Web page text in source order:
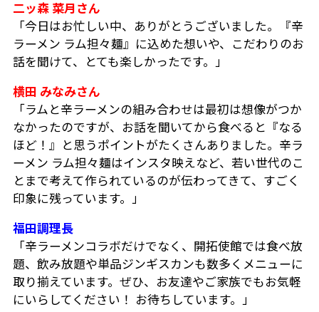
二ッ森 菜月さん
「今日はお忙しい中、ありがとうございました。『辛
ラーメン ラム担々麺』に込めた想いや、こだわりのお
話を聞けて、とても楽しかったです。」
横田 みなみさん
「ラムと辛ラーメンの組み合わせは最初は想像がつか
なかったのですが、お話を聞いてから食べると『なる
ほど！』と思うポイントがたくさんありました。辛ラ
ーメン ラム担々麺はインスタ映えなど、若い世代のこ
とまで考えて作られているのが伝わってきて、すごく
印象に残っています。」
福田調理長
「辛ラーメンコラボだけでなく、開拓使館では食べ放
題、飲み放題や単品ジンギスカンも数多くメニューに
取り揃えています。ぜひ、お友達やご家族でもお気軽
にいらしてください！ お待ちしています。」